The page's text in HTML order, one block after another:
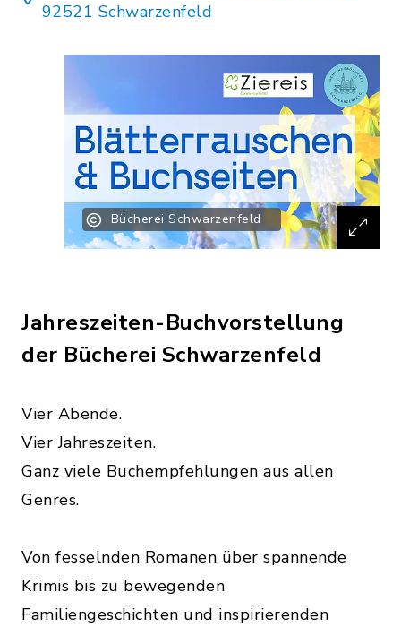
92521 Schwarzenfeld
Bücherei Schwarzenfeld
Jahreszeiten-Buchvorstellung
der Bücherei Schwarzenfeld
Vier Abende.
Vier Jahreszeiten.
Ganz viele Buchempfehlungen aus allen
Genres.
Von fesselnden Romanen über spannende
Krimis bis zu bewegenden
Familiengeschichten und inspirierenden